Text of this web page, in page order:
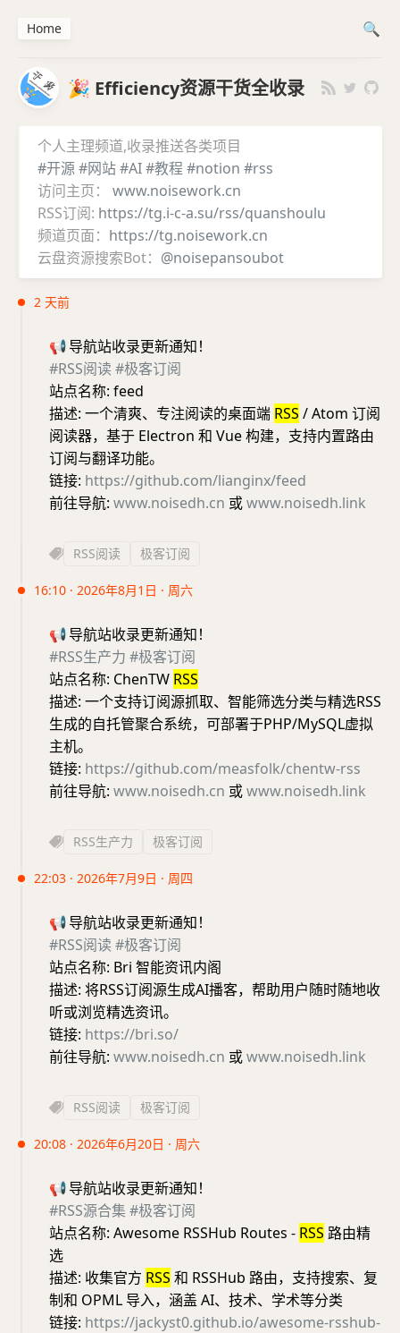
🎉 Efficiency资源干货全收录
个人主理频道,收录推送各类项目
#开源#网站#AI#教程 #notion #rss
访问主页： www.noisework.cn
RSS订阅: https://tg.i-c-a.su/rss/quanshoulu
频道页面： https://tg.noisework.cn
云盘资源搜索Bot： @noisepansoubot
2 天前
📢导航站收录更新通知！
#RSS阅读 #极客订阅
站点名称: feed
描述: 一个清爽、专注阅读的桌面端 RSS / Atom 订阅
阅读器，基于 Electron 和 Vue 构建，支持内置路由
订阅与翻译功能。
链接: https://github.com/lianginx/feed
前往导航: www.noisedh.cn 或www.noisedh.link
RSS阅读 极客订阅
16:10 · 2026年8月1日 · 周六
📢导航站收录更新通知！
#RSS生产力 #极客订阅
站点名称: ChenTW RSS
描述: 一个支持订阅源抓取、智能筛选分类与精选RSS
生成的自托管聚合系统，可部署于PHP/MySQL虚拟
主机。
链接: https://github.com/measfolk/chentw-rss
前往导航: www.noisedh.cn 或www.noisedh.link
RSS生产力 极客订阅
22:03 · 2026年7月9日 · 周四
📢导航站收录更新通知！
#RSS阅读 #极客订阅
站点名称: Bri 智能资讯内阁
描述: 将RSS订阅源生成AI播客，帮助用户随时随地收
听或浏览精选资讯。
链接: https://bri.so/
前往导航: www.noisedh.cn 或www.noisedh.link
RSS阅读 极客订阅
20:08 · 2026年6月20日 · 周六
📢导航站收录更新通知！
#RSS源合集 #极客订阅
站点名称: Awesome RSSHub Routes - RSS 路由精
选
描述: 收集官方 RSS 和 RSSHub 路由，支持搜索、复
制和 OPML 导入，涵盖 AI、技术、学术等分类
链接: https://jackyst0.github.io/awesome-rsshub-
Home